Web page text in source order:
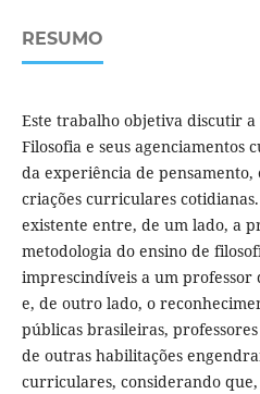
RESUMO
Este trabalho objetiva discutir
Filosofia e seus agenciamentos
da experiência de pensamento,
criações curriculares
existente entre, de um lado, a
metodologia do ensino de
imprescindíveis a um professor
e, de outro lado, o
públicas brasileiras,
de outras habilitações
curriculares, considerando